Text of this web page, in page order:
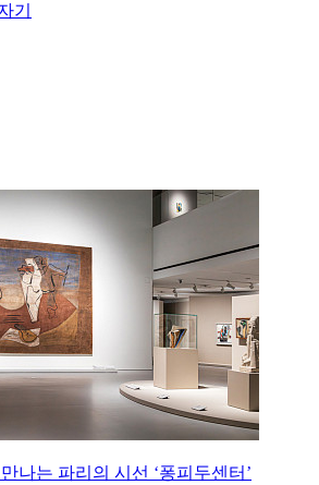
기
나는 파리의 시선 ‘퐁피두센터’